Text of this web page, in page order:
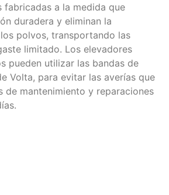
fabricadas a la medida que
duradera y eliminan la
polvos, transportando las
limitado. Los elevadores
pueden utilizar las bandas de
Volta, para evitar las averías que
de mantenimiento y reparaciones